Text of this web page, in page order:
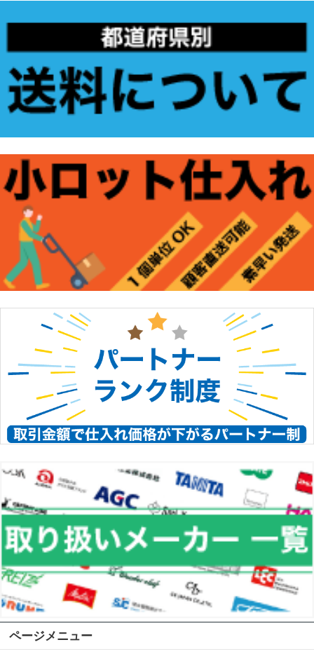
ページメニュー